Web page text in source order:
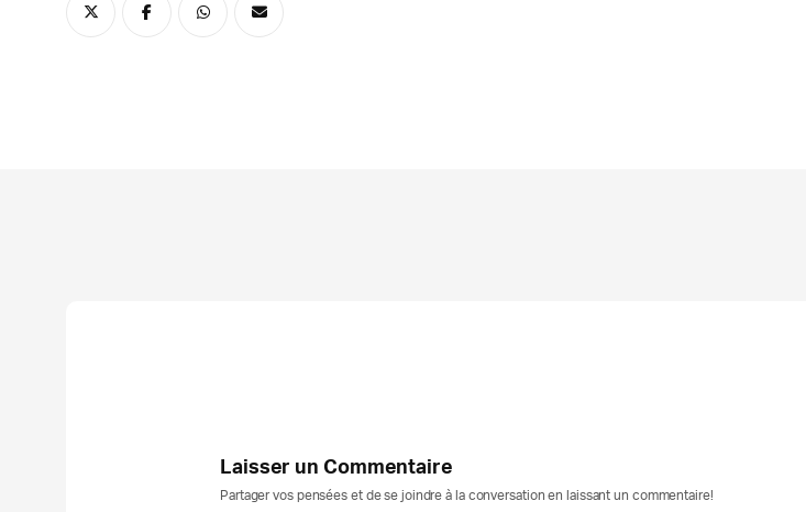
Laisser un Commentaire
Partager vos pensées et de se joindre à la conversation en laissant un commentaire!